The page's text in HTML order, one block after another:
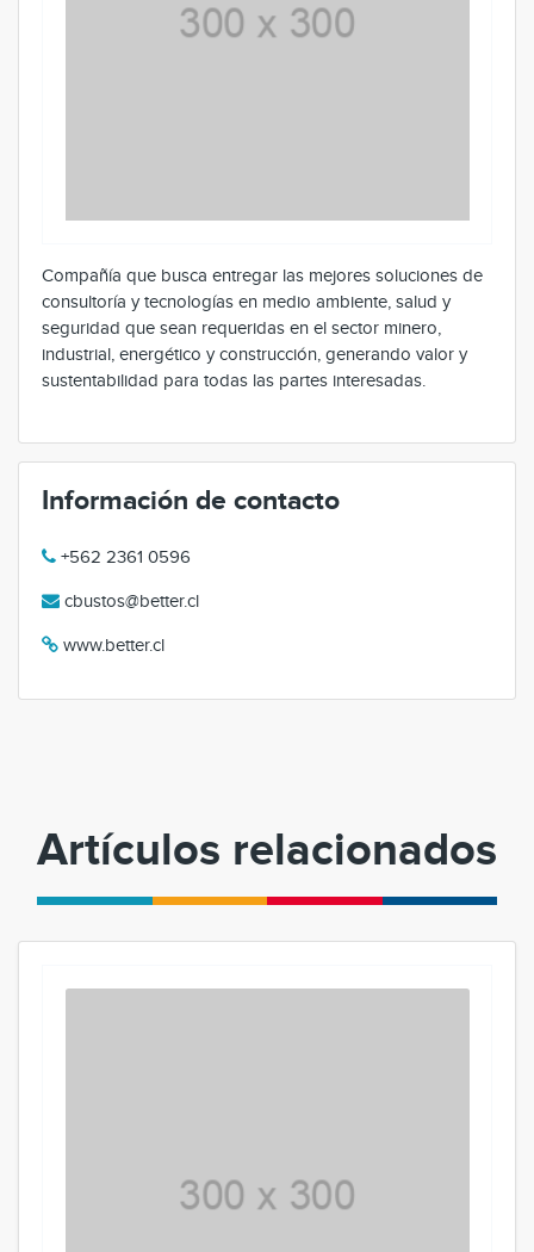
Compañía que busca entregar las mejores soluciones de
consultoría y tecnologías en medio ambiente, salud y
seguridad que sean requeridas en el sector minero,
industrial, energético y construcción, generando valor y
sustentabilidad para todas las partes interesadas.
Información de contacto
+562 2361 0596
cbustos@better.cl
www.better.cl
Artículos relacionados